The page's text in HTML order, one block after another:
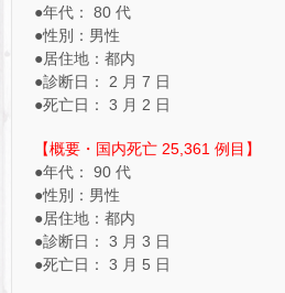
●年代： 80 代
●性別：男性
●居住地：都内
●診断日： 2 月 7 日
●死亡日： 3 月 2 日
【概要・国内死亡 25,361 例目】
●年代： 90 代
●性別：男性
●居住地：都内
●診断日： 3 月 3 日
●死亡日： 3 月 5 日